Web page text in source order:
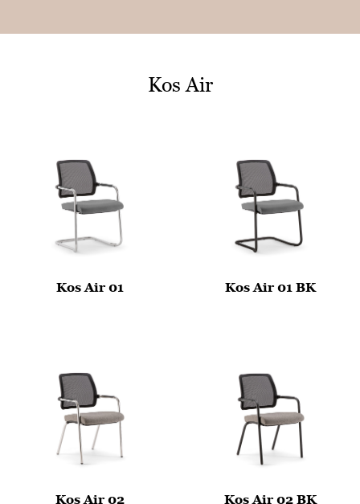
Kos Air
Kos Air 01 Kos Air 01 BK
Kos Air 02 Kos Air 02 BK